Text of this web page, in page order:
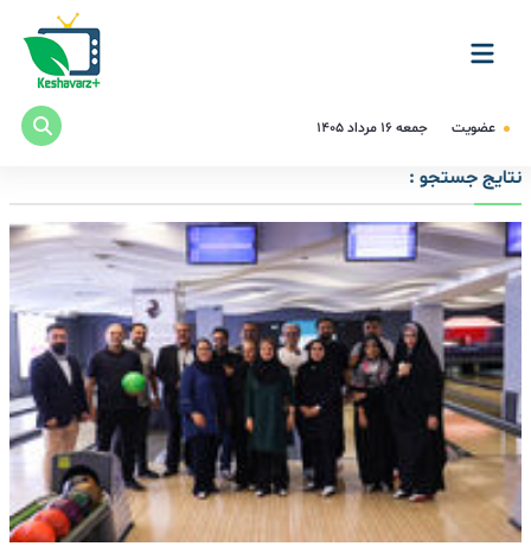
عضویت جمعه ۱۶ مرداد ۱۴۰۵
نتایج جستجو :